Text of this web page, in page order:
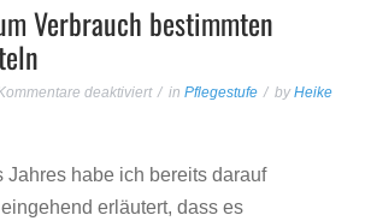
Verbrauch bestimmten
deaktiviertfür
zum
bestimmten
in Pflegestufe byHeike
Jahres habe ich bereits darauf
erläutert, dass es